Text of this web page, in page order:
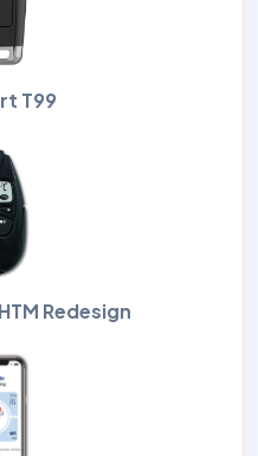
T99
Redesign